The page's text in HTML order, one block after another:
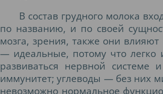
В состав грудного молока
по названию, и по своей
мозга, зрения, также они
— идеальные, потому что легко
развиваться нервной системе
иммунитет; углеводы — без них
невозможно нормальное